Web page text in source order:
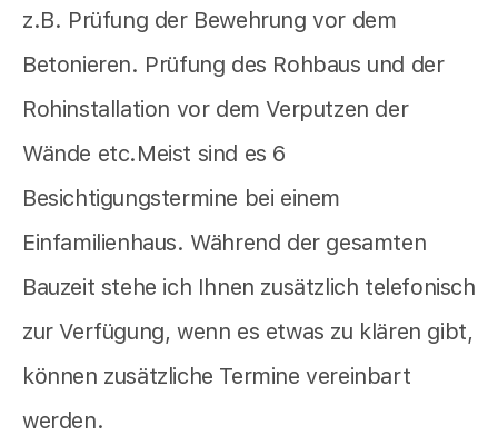
z.B. Prüfung der Bewehrung vor dem
Betonieren. Prüfung des Rohbaus und der
Rohinstallation vor dem Verputzen der
Wände etc.Meist sind es 6
Besichtigungstermine bei einem
Einfamilienhaus. Während der gesamten
Bauzeit stehe ich Ihnen zusätzlich telefonisch
zur Verfügung, wenn es etwas zu klären gibt,
können zusätzliche Termine vereinbart
werden.